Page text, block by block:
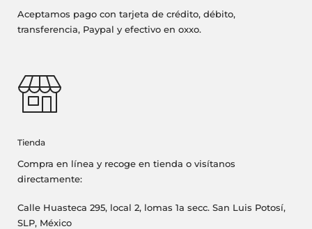
Aceptamos pago con tarjeta de crédito, débito,
transferencia, Paypal y efectivo en oxxo.
Tienda
Compra en línea y recoge en tienda o visítanos
directamente:
Calle Huasteca 295, local 2, lomas 1a secc. San Luis Potosí,
SLP, México